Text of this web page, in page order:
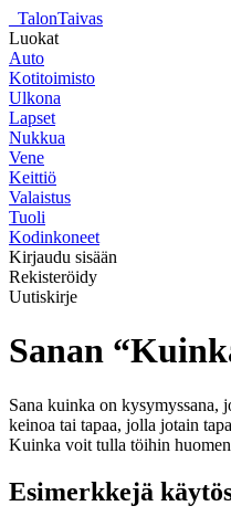
TalonTaivas
Luokat
Auto
Kotitoimisto
Ulkona
Lapset
Nukkua
Vene
Keittiö
Valaistus
Tuoli
Kodinkoneet
Kirjaudu sisään
Rekisteröidy
Uutiskirje
Sanan
Sana kuinka on kysymyssana,
keinoa tai tapaa, jolla jotain
Kuinka voit tulla töihin
Esimerkkejä